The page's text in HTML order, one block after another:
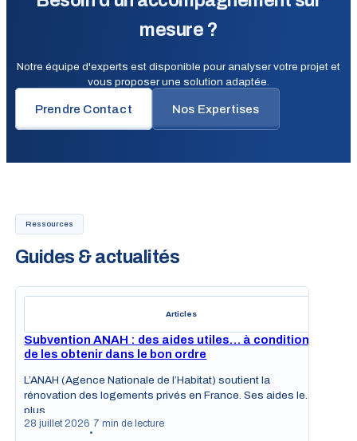
mesure ?
Notre équipe d'experts est disponible pour analyser votre projet et
vous proposer une solution adaptée.
Prendre Contact Nos Expertises
Ressources
Guides & actualités
Articles
Subvention ANAH : des aides utiles… à condition
de les obtenir dans le bon ordre
L’ANAH (Agence Nationale de l’Habitat) soutient la
rénovation des logements privés en France. Ses aides les
plus…
28 juillet 2026
•
7 min de lecture